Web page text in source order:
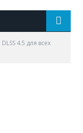
4.5 для всех